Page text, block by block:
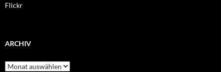
Flickr
ARCHIV
Archiv